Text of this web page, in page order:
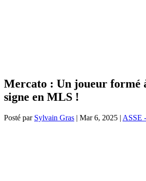
Mercato : Un joueur formé
signe en MLS !
Posté par Sylvain Gras | Mar 6, 2025 | ASSE